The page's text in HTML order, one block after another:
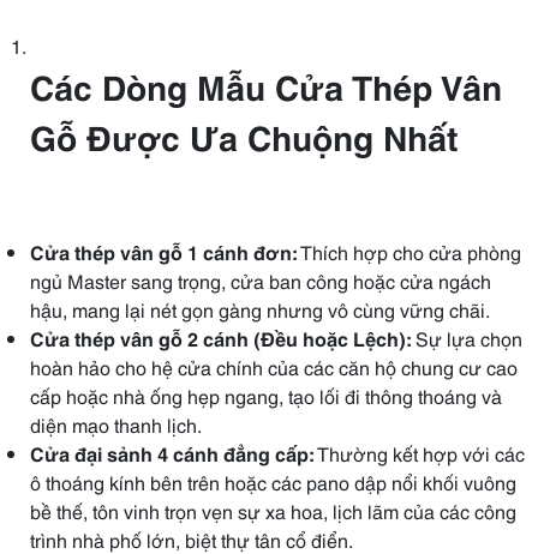
Các Dòng Mẫu Cửa Thép Vân
Gỗ Được Ưa Chuộng Nhất
Cửa thép vân gỗ 1 cánh đơn:Thích hợp cho cửa phòng
ngủ Master sang trọng, cửa ban công hoặc cửa ngách
hậu, mang lại nét gọn gàng nhưng vô cùng vững chãi.
Cửa thép vân gỗ 2 cánh (Đều hoặc Lệch):Sự lựa chọn
hoàn hảo cho hệ cửa chính của các căn hộ chung cư cao
cấp hoặc nhà ống hẹp ngang, tạo lối đi thông thoáng và
diện mạo thanh lịch.
Cửa đại sảnh 4 cánh đẳng cấp:Thường kết hợp với các
ô thoáng kính bên trên hoặc các pano dập nổi khối vuông
bề thế, tôn vinh trọn vẹn sự xa hoa, lịch lãm của các công
trình nhà phố lớn, biệt thự tân cổ điển.